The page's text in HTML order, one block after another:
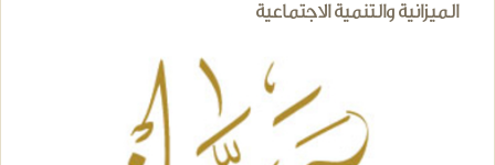
الميزانية والتنمية الاجتماعية